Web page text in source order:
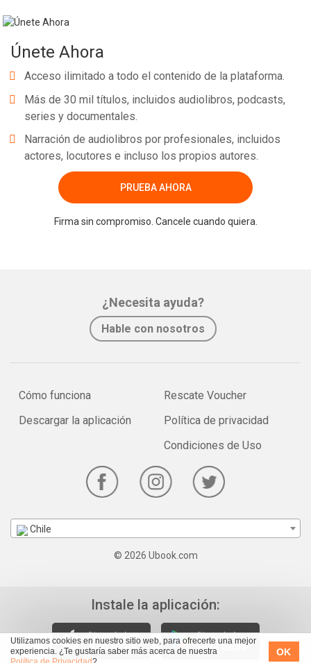
Utilizamos cookies en nuestro sitio web, para ofrecerte una mejor
experiencia. ¿Te gustaría saber más acerca de nuestra
OK
Únete Ahora
Acceso ilimitado a todo el contenido de la plataforma.
Más de 30 mil títulos, incluidos audiolibros, podcasts,
series y documentales.
Narración de audiolibros por profesionales, incluidos
actores, locutores e incluso los propios autores.
PRUEBA AHORA
Firma sin compromiso. Cancele cuando quiera.
¿Necesita ayuda?
Hable con nosotros
Cómo funciona
Descargar la aplicación
Rescate Voucher
Política de privacidad
Condiciones de Uso
Chile
© 2026 Ubook.com
Instale la aplicación: